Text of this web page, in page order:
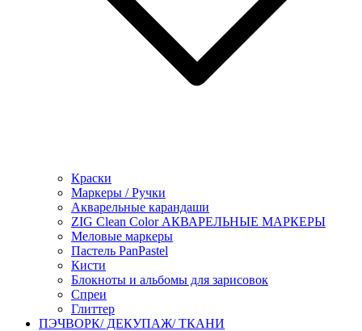
Краски
Маркеры / Ручки
Акварельные карандаши
ZIG Clean Color АКВАРЕЛЬНЫЕ МАРКЕРЫ
Меловые маркеры
Пастель PanPastel
Кисти
Блокноты и альбомы для зарисовок
Спреи
Глиттер
ПЭЧВОРК/ ДЕКУПАЖ/ ТКАНИ